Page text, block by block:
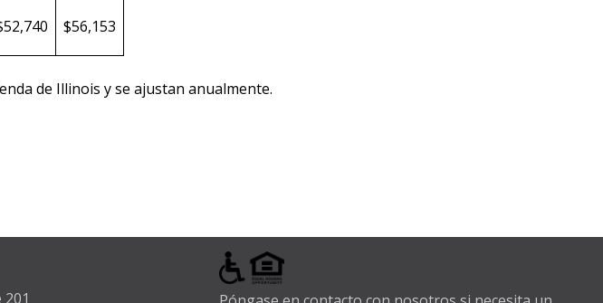
$56,153
de Illinois y se ajustan anualmente.